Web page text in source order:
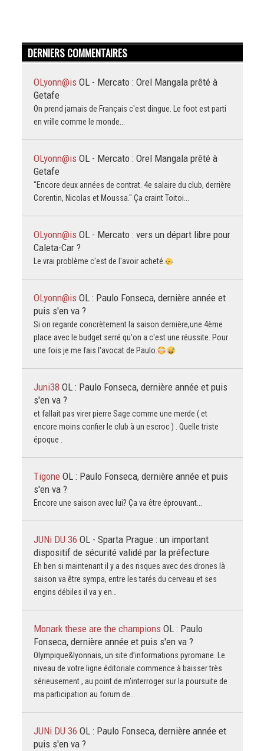
DERNIERS COMMENTAIRES
OLyonn@is OL - Mercato : Orel Mangala prêté à
Getafe
On prend jamais de Français c'est dingue. Le foot est parti
en vrille comme le monde...
OLyonn@is OL - Mercato : Orel Mangala prêté à
Getafe
"Encore deux années de contrat. 4e salaire du club, derrière
Corentin, Nicolas et Moussa." Ça craint Toitoi...
OLyonn@is OL - Mercato : vers un départ libre pour
Caleta-Car ?
Le vrai problème c'est de l'avoir acheté.
OLyonn@is OL : Paulo Fonseca, dernière année et
puis s'en va ?
Si on regarde concrètement la saison dernière,une 4ème
place avec le budget serré qu'on a c'est une réussite. Pour
une fois je me fais l'avocat de Paulo.
Juni38 OL : Paulo Fonseca, dernière année et puis
s'en va ?
et fallait pas virer pierre Sage comme une merde ( et
encore moins confier le club à un escroc ) . Quelle triste
époque .
Tigone OL : Paulo Fonseca, dernière année et puis
s'en va ?
Encore une saison avec lui? Ça va être éprouvant...
JUNi DU 36 OL - Sparta Prague : un important
dispositif de sécurité validé par la préfecture
Eh ben si maintenant il y a des risques avec des drones là
saison va être sympa, entre les tarés du cerveau et ses
engins débiles il va y en…
Monark these are the champions OL : Paulo
Fonseca, dernière année et puis s'en va ?
Olympique&lyonnais, un site d’informations pyromane. Le
niveau de votre ligne éditoriale commence à baisser très
sérieusement , au point de m’interroger sur la poursuite de
ma participation au forum de…
JUNi DU 36 OL : Paulo Fonseca, dernière année et
puis s'en va ?